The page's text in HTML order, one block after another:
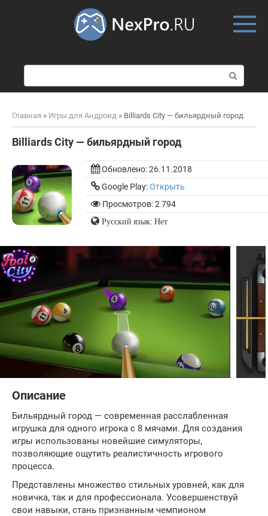
о
и
к
Главная » Игры для Андроид » Billiards City — бильярдный город
Billiards City — бильярдный город
Обновлено:26.11.2018
Google Play:Открыть
Просмотров: 2 794
Русский язык: Нет
Описание
Бильярдный город — современная расслабленная
игрушка для одного игрока с 8 мячами. Для создания
игры использованы новейшие симуляторы,
позволяющие ощутить реалистичность игрового
процесса.
Представлены множество стильных уровней, как для
новичка, так и для профессионала. Усовершенствуй
свои навыки, стань признанным чемпионом